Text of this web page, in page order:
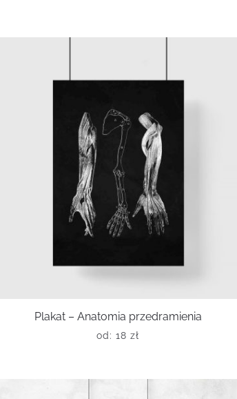
Plakat – Anatomia przedramienia
od:18zł